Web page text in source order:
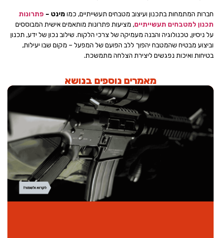
חברות המתמחות בתכנון ועיצוב מטבחים תעשייתיים, כמומינט – פתרונות
תכנון למטבחים תעשייתיים, מציעות פתרונות מותאמים אישית המבוססים
על ניסיון, טכנולוגיה והבנה מעמיקה של צרכי הלקוח. שילוב נכון של ידע, תכנון
וביצוע מבטיח שהמטבח יהפוך ללב הפועם של המפעל – מקום שבו יעילות,
בטיחות ואיכות נפגשים ליצירת הצלחה מתמשכת.
מאמרים נוספים בנושא